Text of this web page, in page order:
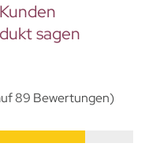
sagen
89 Bewertungen)